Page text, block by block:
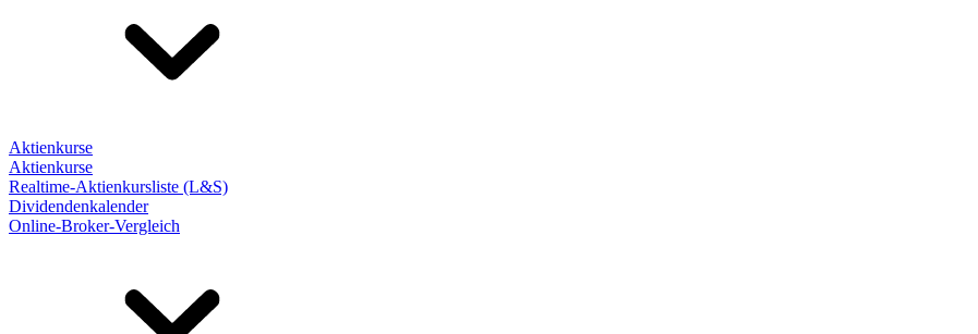
Aktienkurse
Aktienkurse
Realtime-Aktienkursliste (L&S)
Dividendenkalender
Online-Broker-Vergleich